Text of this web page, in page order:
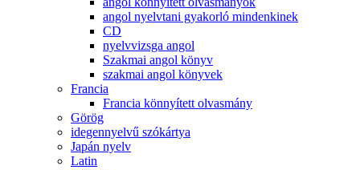
angol nyelvtani gyakorló mindenkinek
CD
nyelvvizsga angol
Szakmai angol könyv
szakmai angol könyvek
Francia
Francia könnyített olvasmány
Görög
idegennyelvű szókártya
Japán nyelv
Latin